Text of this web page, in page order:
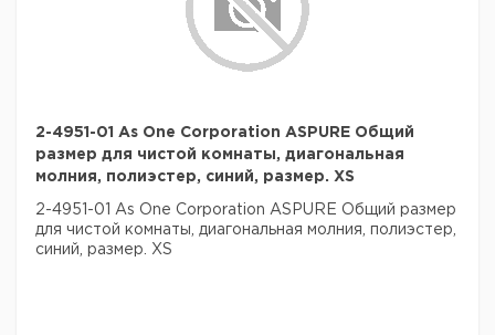
2-4951-01 As One Corporation ASPURE Общий
размер для чистой комнаты, диагональная
молния, полиэстер, синий, размер. XS
2-4951-01 As One Corporation ASPURE Общий размер
для чистой комнаты, диагональная молния, полиэстер,
синий, размер. XS